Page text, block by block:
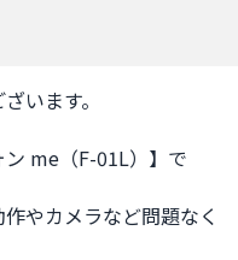
います。
me（F-01L）】で
やカメラなど問題なく